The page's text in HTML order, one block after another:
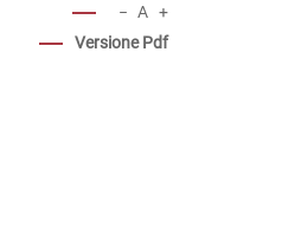
− A +
Versione Pdf